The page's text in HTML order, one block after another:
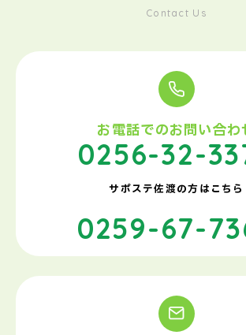
Contact Us
お電話でのお問い合わ
0256-32-
サポステ佐渡の方はこちら
0259-67-